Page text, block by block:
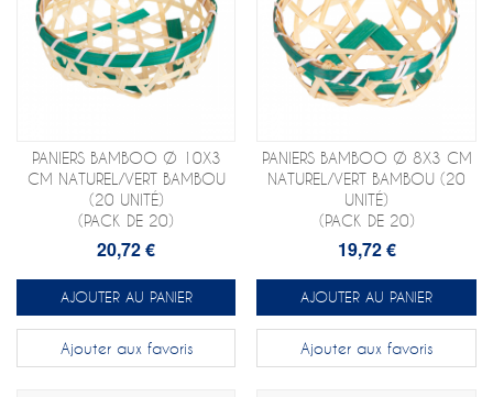
PANIERS BAMBOO Ø 10X3
CM NATUREL/VERT BAMBOU
(20 UNITÉ)
(PACK DE 20)
20,72 €
AJOUTER AU PANIER
Ajouter aux favoris
PANIERS BAMBOO Ø 8X3 CM
NATUREL/VERT BAMBOU (20
UNITÉ)
(PACK DE 20)
19,72 €
AJOUTER AU PANIER
Ajouter aux favoris